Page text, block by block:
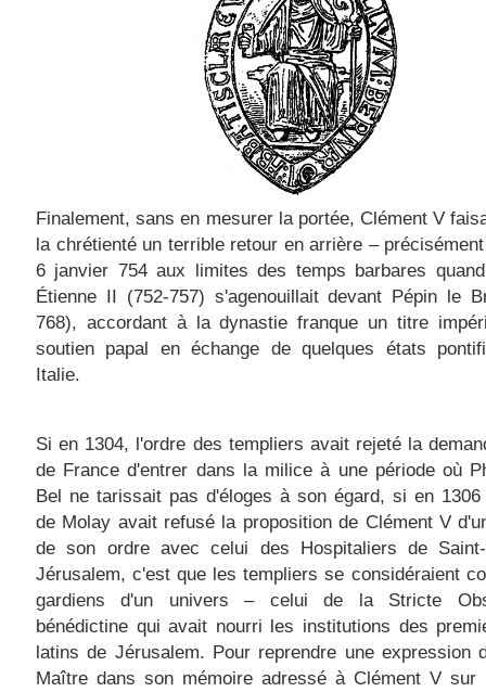
Finalement, sans en mesurer la portée, Clément V
la chrétienté un terrible retour en arrière –
6 janvier 754 aux limites des temps barbares
Étienne II (752-757) s'agenouillait devant Pépin le
768), accordant à la dynastie franque un titre
soutien papal en échange de quelques états
Italie.
Si en 1304, l'ordre des templiers avait rejeté la
de France d'entrer dans la milice à une période où
Bel ne tarissait pas d'éloges à son égard, si en 1306
de Molay avait refusé la proposition de Clément V
de son ordre avec celui des Hospitaliers de
Jérusalem, c'est que les templiers se considéraient
gardiens d'un univers – celui de la Stricte
bénédictine qui avait nourri les institutions des
latins de Jérusalem. Pour reprendre une expression
Maître dans son mémoire adressé à Clément V sur